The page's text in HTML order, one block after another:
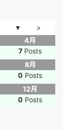
▼
>
4月
7 Posts
8月
0 Posts
12月
0 Posts